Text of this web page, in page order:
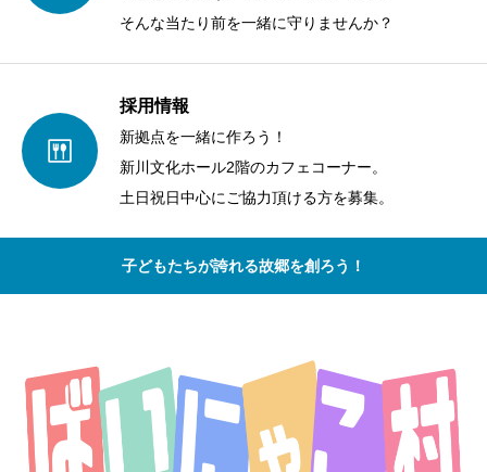
そんな当たり前を一緒に守りませんか？
採用情報
新拠点を一緒に作ろう！
新川文化ホール2階のカフェコーナー。
土日祝日中心にご協力頂ける方を募集。
子どもたちが誇れる故郷を創ろう！